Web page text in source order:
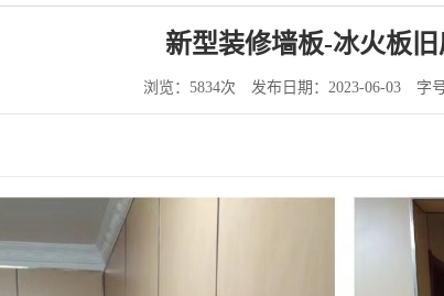
新型装修墙板-冰火板
浏览：5834次 发布日期：2023-06-03 字